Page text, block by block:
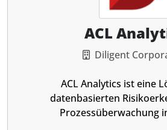
ACL
Diligent
ACL Analytics ist eine
datenbasierten
Prozessüberwachung